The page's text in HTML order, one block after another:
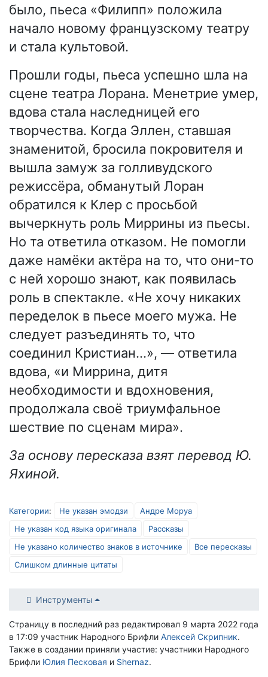
было, пьеса «Филипп» положила
начало новому французскому театру
и стала культовой.
Прошли годы, пьеса успешно шла на
сцене театра Лорана. Менетрие умер,
вдова стала наследницей его
творчества. Когда Эллен, ставшая
знаменитой, бросила покровителя и
вышла замуж за голливудского
режиссёра, обманутый Лоран
обратился к Клер с просьбой
вычеркнуть роль Миррины из пьесы.
Но та ответила отказом. Не помогли
даже намёки актёра на то, что они-то
с ней хорошо знают, как появилась
роль в спектакле. «Не хочу никаких
переделок в пьесе моего мужа. Не
следует разъединять то, что
соединил Кристиан…», — ответила
вдова, «и Миррина, дитя
необходимости и вдохновения,
продолжала своё триумфальное
шествие по сценам мира».
За основу пересказа взят перевод Ю.
Яхиной.
Категории: Не указан эмодзи
Андре Моруа
Не указан код языка оригинала
Рассказы
Не указано количество знаков в источнике
Все пересказы
Слишком длинные цитаты
Инструменты
Страницу в последний раз редактировал 9 марта 2022 года
в 17:09 участник Народного Брифли Алексей Скрипник.
Также в создании приняли участие: участники Народного
Брифли Юлия Песковая и Shernaz.